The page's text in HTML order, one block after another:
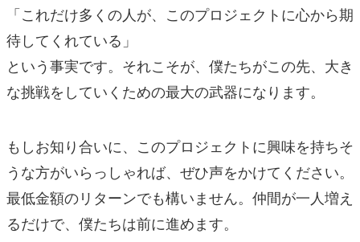
「これだけ多くの人が、このプロジェクトに心から期
待してくれている」
という事実です。それこそが、僕たちがこの先、大き
な挑戦をしていくための最大の武器になります。
もしお知り合いに、このプロジェクトに興味を持ちそ
うな方がいらっしゃれば、ぜひ声をかけてください。
最低金額のリターンでも構いません。仲間が一人増え
るだけで、僕たちは前に進めます。